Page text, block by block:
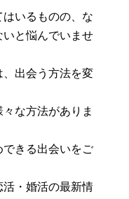
いるものの、な
と悩んでいませ
出会う方法を変
な方法がありま
きる出会いをご
・婚活の最新情